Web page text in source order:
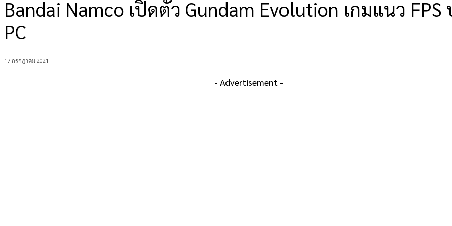
Bandai Namco เปิดตัว Gundam Evolution เกมแนว FPS
PC
17 กรกฎาคม 2021
- Advertisement -